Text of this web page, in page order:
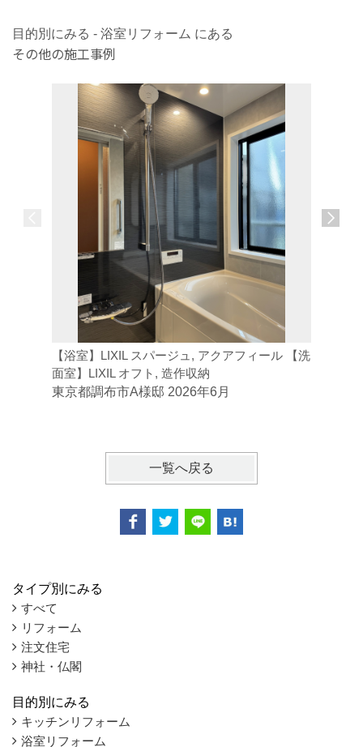
目的別にみる - 浴室リフォーム にある
その他の施工事例
【浴室】LIXIL スパージュ, アクアフィール 【洗
面室】LIXIL オフト, 造作収納
東京都調布市A様邸 2026年6月
一覧へ戻る
タイプ別にみる
すべて
リフォーム
注文住宅
神社・仏閣
目的別にみる
キッチンリフォーム
浴室リフォーム